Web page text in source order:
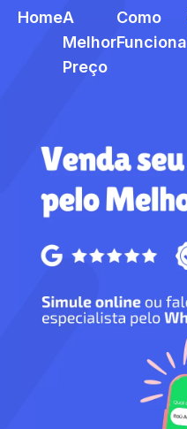
HomeA
Melhor
Preço
Como
Funciona